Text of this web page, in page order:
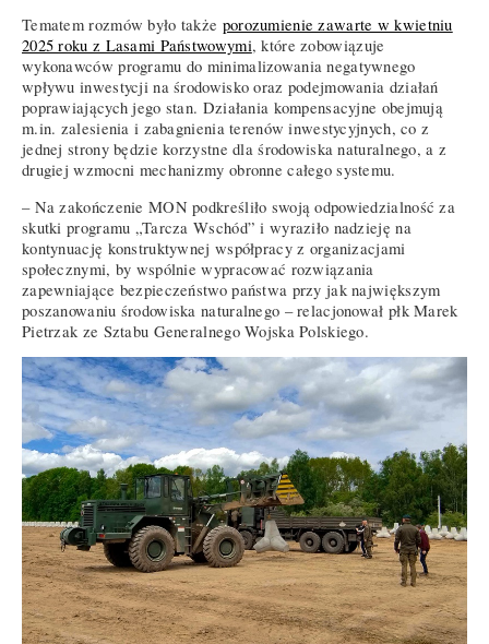
Tematem rozmów było także porozumienie zawarte w kwietniu
2025 roku z Lasami Państwowymi, które zobowiązuje
wykonawców programu do minimalizowania negatywnego
wpływu inwestycji na środowisko oraz podejmowania działań
poprawiających jego stan. Działania kompensacyjne obejmują
m.in. zalesienia i zabagnienia terenów inwestycyjnych, co z
jednej strony będzie korzystne dla środowiska naturalnego, a z
drugiej wzmocni mechanizmy obronne całego systemu.
– Na zakończenie MON podkreśliło swoją odpowiedzialność za
skutki programu „Tarcza Wschód” i wyraziło nadzieję na
kontynuację konstruktywnej współpracy z organizacjami
społecznymi, by wspólnie wypracować rozwiązania
zapewniające bezpieczeństwo państwa przy jak największym
poszanowaniu środowiska naturalnego – relacjonował płk Marek
Pietrzak ze Sztabu Generalnego Wojska Polskiego.